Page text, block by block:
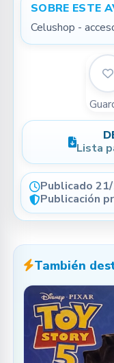
SOBRE ESTE
Celushop -
Lista
Publicado
Publicación
También